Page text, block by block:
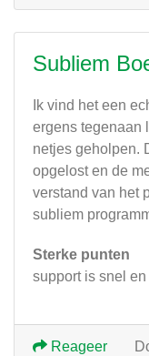
Subliem
Ik vind het een
ergens tegenaan
netjes geholpen.
opgelost en de
verstand van het
subliem
Sterke punten
support is snel
Reageer